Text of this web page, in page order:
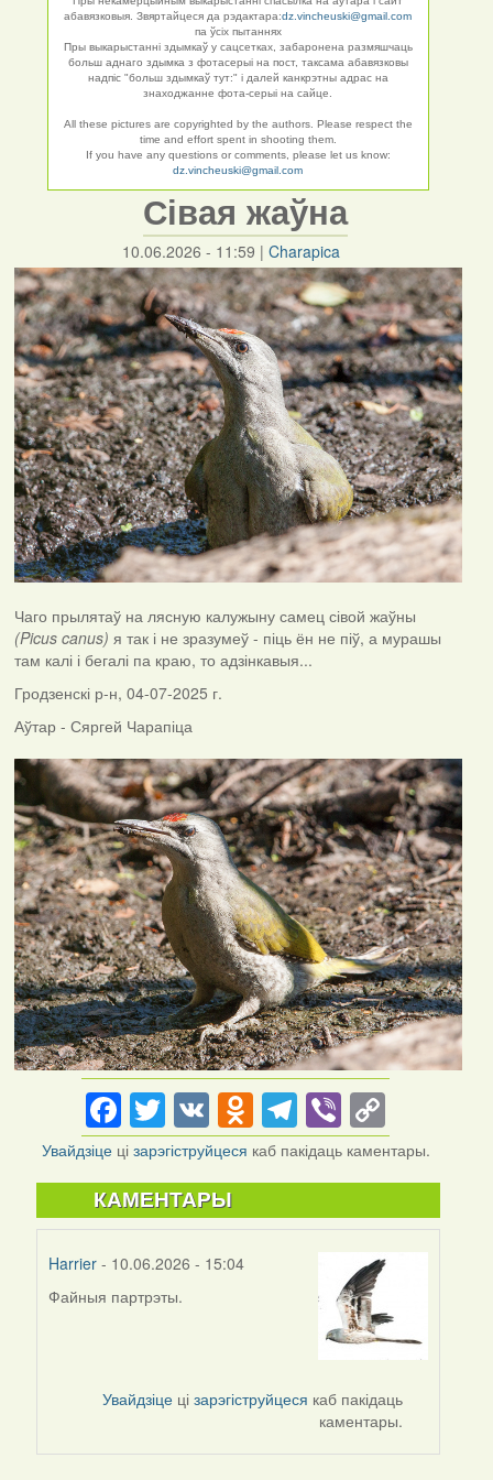
абавязковыя. Звяртайцеся да рэдактара:dz.vincheuski@gmail.com
па ўсіх пытаннях
Пры выкарыстанні здымкаў у сацсетках, забаронена размяшчаць
больш аднаго здымка з фотасерыі на пост, таксама абавязковы
надпіс "больш здымкаў тут:" і далей канкрэтны адрас на
знаходжанне фота-серыі на сайце.
All these pictures are copyrighted by the authors. Please respect the
time and effort spent in shooting them.
If you have any questions or comments, please let us know:
dz.vincheuski@gmail.com
Сівая жаўна
10.06.2026 - 11:59 |Charapica
Чаго прылятаў на лясную калужыну самец сівой жаўны
(Picus canus) я так і не зразумеў - піць ён не піў, а мурашы
там калі і бегалі па краю, то адзінкавыя...
Гродзенскі р-н, 04-07-2025 г.
Аўтар - Сяргей Чарапіца
Facebook
Twitter
VKOdnoklassniki
Telegram
Viber
Link
Увайдзіце цізарэгіструйцеся каб пакідаць каментары.
КАМЕНТАРЫ
Harrier - 10.06.2026 - 15:04
Файныя партрэты.
Увайдзіце цізарэгіструйцеся каб пакідаць
каментары.